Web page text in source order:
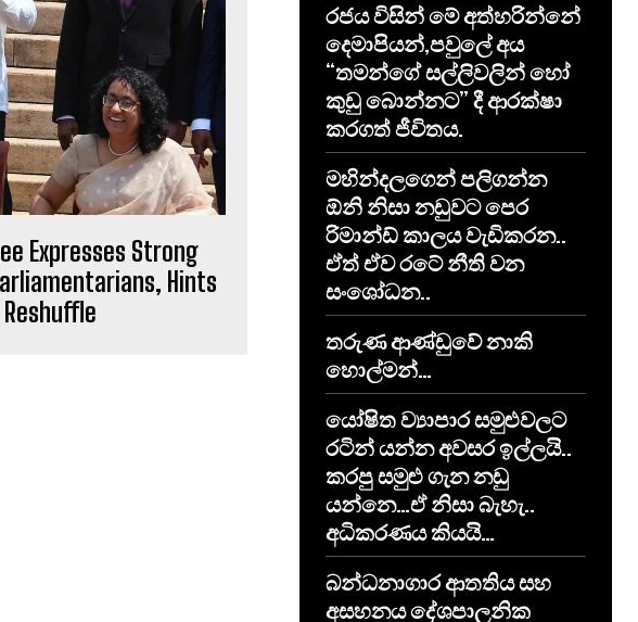
Expresses Strong
Hints
රජය විසින් මේ අත්හරින්නේ
දෙමාපියන්,පවුලේ අය
“තමන්ගේ සල්ලිවලින් හෝ
කුඩු බොන්නට” දී ආරක්ෂා
කරගත් ජීවිතය.
මහින්දලගෙන් පලිගන්න
ඕනි නිසා නඩුවට පෙර
රිමාන්ඩ් කාලය වැඩිකරන..
ඒත් ඒව රටේ නීති වන
සංශෝධන..
තරුණ ආණ්ඩුවේ නාකි
හොල්මන්…
යෝෂිත ව්‍යාපාර සමුළුවලට
රටින් යන්න අවසර ඉල්ලයි..
කරපු සමුළු ගැන නඩු
යන්නෙ…ඒ නිසා බැහැ..
අධිකරණය කියයි…
​බන්ධනාගාර ආතතිය සහ
අසහනය දේශපාලනික